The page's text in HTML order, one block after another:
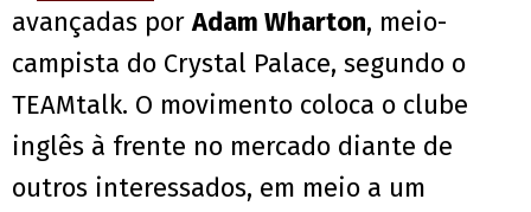
avançadas porAdam Wharton, meio-
campista do Crystal Palace, segundo o
TEAMtalk. O movimento coloca o clube
inglês à frente no mercado diante de
outros interessados, em meio a um